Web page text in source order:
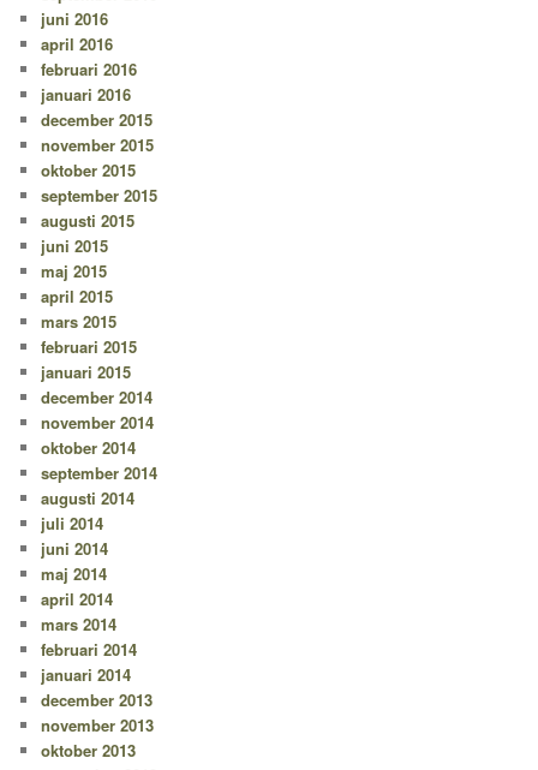
juni 2016
april 2016
februari 2016
januari 2016
december 2015
november 2015
oktober 2015
september 2015
augusti 2015
juni 2015
maj 2015
april 2015
mars 2015
februari 2015
januari 2015
december 2014
november 2014
oktober 2014
september 2014
augusti 2014
juli 2014
juni 2014
maj 2014
april 2014
mars 2014
februari 2014
januari 2014
december 2013
november 2013
oktober 2013